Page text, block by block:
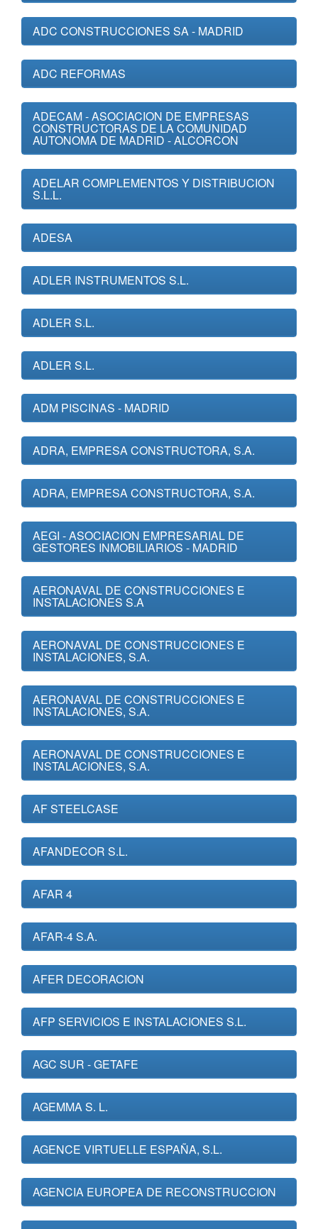
ADC CONSTRUCCIONES SA - MADRID
ADC REFORMAS
ADECAM - ASOCIACION DE EMPRESAS
CONSTRUCTORAS DE LA COMUNIDAD
AUTONOMA DE MADRID - ALCORCON
ADELAR COMPLEMENTOS Y DISTRIBUCION
S.L.L.
ADESA
ADLER INSTRUMENTOS S.L.
ADLER S.L.
ADLER S.L.
ADM PISCINAS - MADRID
ADRA, EMPRESA CONSTRUCTORA, S.A.
ADRA, EMPRESA CONSTRUCTORA, S.A.
AEGI - ASOCIACION EMPRESARIAL DE
GESTORES INMOBILIARIOS - MADRID
AERONAVAL DE CONSTRUCCIONES E
INSTALACIONES S.A
AERONAVAL DE CONSTRUCCIONES E
INSTALACIONES, S.A.
AERONAVAL DE CONSTRUCCIONES E
INSTALACIONES, S.A.
AERONAVAL DE CONSTRUCCIONES E
INSTALACIONES, S.A.
AF STEELCASE
AFANDECOR S.L.
AFAR 4
AFAR-4 S.A.
AFER DECORACION
AFP SERVICIOS E INSTALACIONES S.L.
AGC SUR - GETAFE
AGEMMA S. L.
AGENCE VIRTUELLE ESPAÑA, S.L.
AGENCIA EUROPEA DE RECONSTRUCCION